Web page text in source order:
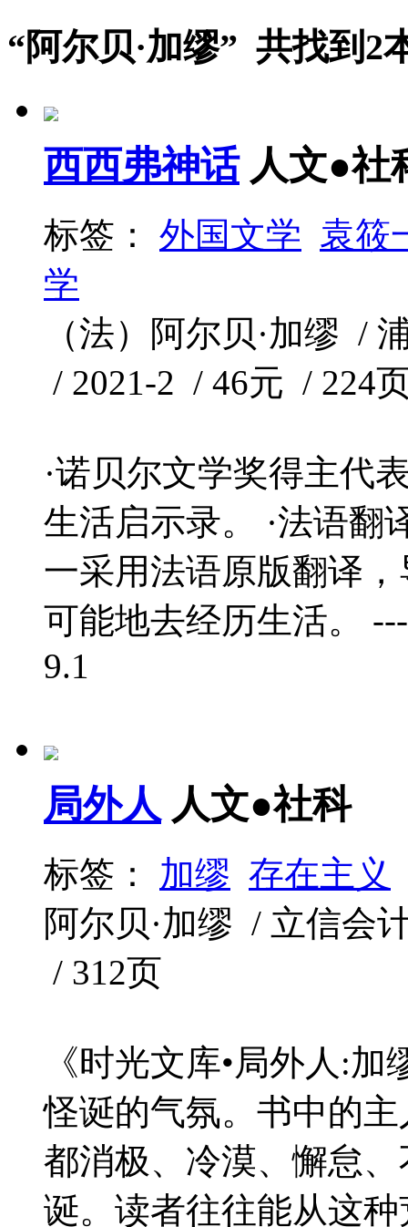
“阿尔贝·加缪” 共找到2
西西弗神话 人文●社
标签： 外国文学 袁筱
学
（法）阿尔贝·加缪 /
/ 2021-2 / 46元 / 224
·诺贝尔文学奖得主代
生活启示录。 ·法语翻
一采用法语原版翻译
可能地去经历生活。
9.1
局外人 人文●社科
标签： 加缪 存在主义
阿尔贝·加缪 / 立信会
/ 312页
《时光文库•局外人:
怪诞的气氛。书中的
都消极、冷漠、懈怠
诞。读者往往能从这